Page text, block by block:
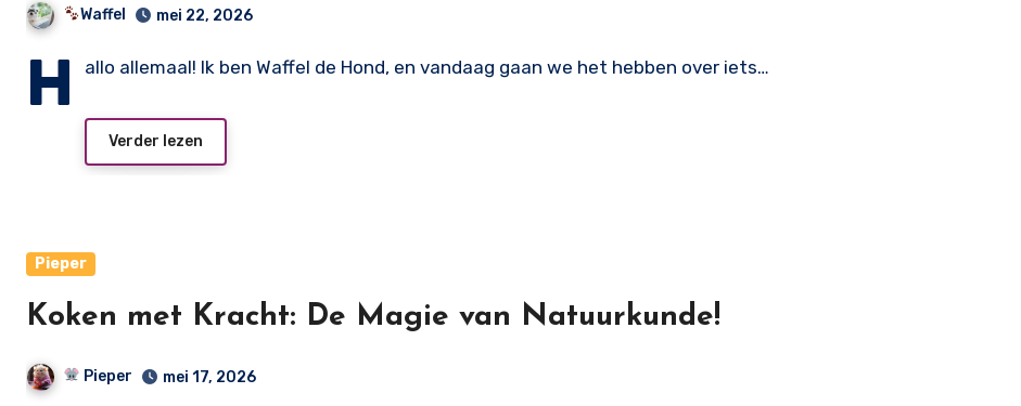
Waffel mei 22, 2026
H allo allemaal! Ik ben Waffel de Hond, en vandaag gaan we het hebben over iets…
Verder lezen
Pieper
Koken met Kracht: De Magie van Natuurkunde!
Pieper mei 17, 2026